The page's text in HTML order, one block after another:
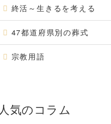
終活～生きるを考える
47都道府県別の葬式
宗教用語
人気のコラム